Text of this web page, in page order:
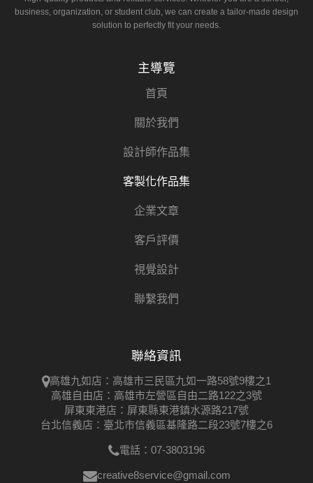
business, organization, or student club, we can create a tailor-made design
solution to perfectly fit your needs.
主導覽
首頁
關於我們
設計師作品集
客製化作品集
企業文章
客戶評價
視覺設計
聯繫我們
聯絡資訊
高雄九如店：高雄市三民區九如一路58號9樓之1
高雄自由店：高雄市左營區自由二路122之3號
屏東東港店：屏東縣東港鎮水源路217號
台北信義店：臺北市信義區基隆路二段23號7樓之6
電話：07-3803196
creative8service@gmail.com